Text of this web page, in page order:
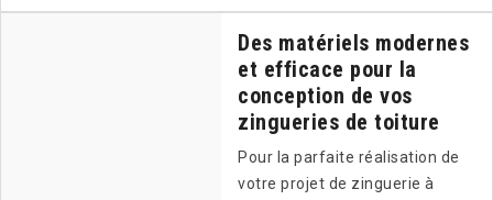
Des matériels modernes
et efficace pour la
conception de vos
zingueries de toiture
Pour la parfaite réalisation de
votre projet de zinguerie à